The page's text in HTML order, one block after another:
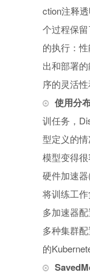
ction注释
个过程保
的执行：
出和部署
序的灵活性
使用分
训任务，
型定义的
模型变得
硬件加速
将训练工
多加速器
多种集群
的